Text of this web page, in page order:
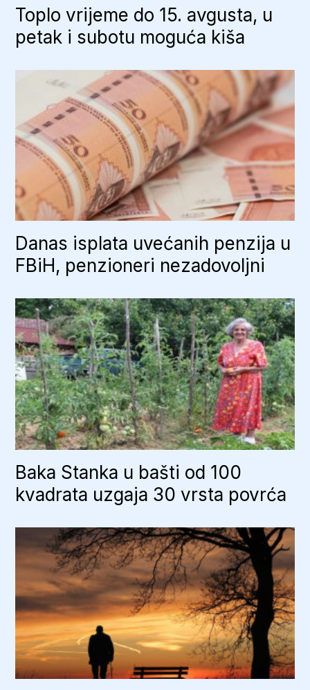
Toplo vrijeme do 15. avgusta, u
petak i subotu moguća kiša
Danas isplata uvećanih penzija u
FBiH, penzioneri nezadovoljni
Baka Stanka u bašti od 100
kvadrata uzgaja 30 vrsta povrća